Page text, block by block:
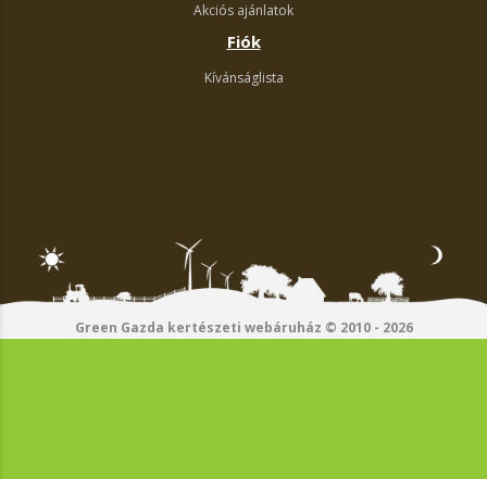
Akciós ajánlatok
Fiók
Kívánságlista
Green Gazda kertészeti webáruház © 2010 - 2026